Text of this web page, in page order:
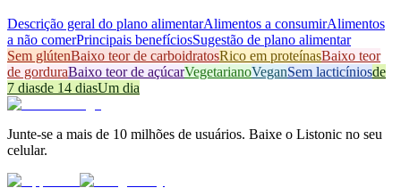
Descrição geral do plano alimentarAlimentos a consumirAlimentos
a não comerPrincipais benefíciosSugestão de plano alimentar
Sem glútenBaixo teor de carboidratosRico em proteínasBaixo teor
de gorduraBaixo teor de açúcarVegetarianoVeganSem lacticíniosde
7 diasde 14 diasUm dia
Junte-se a mais de 10 milhões de usuários. Baixe o Listonic no seu
celular.